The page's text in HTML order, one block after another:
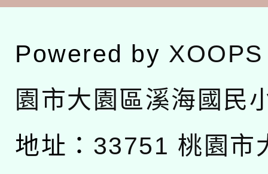
Powered by XOOPS
園市大園區溪海國民
地址： 33751 桃園市